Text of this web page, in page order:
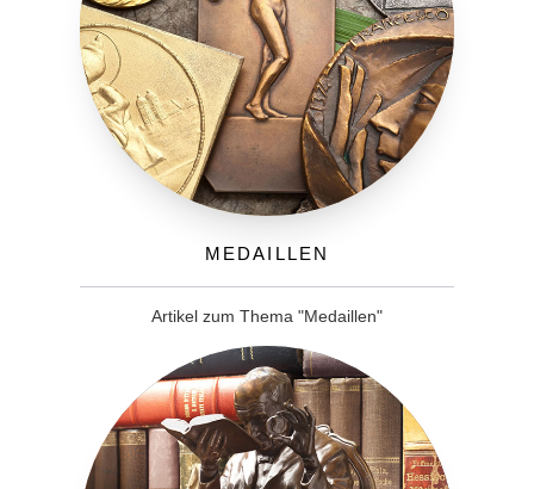
Medaillen
Artikel zum Thema "Medaillen"